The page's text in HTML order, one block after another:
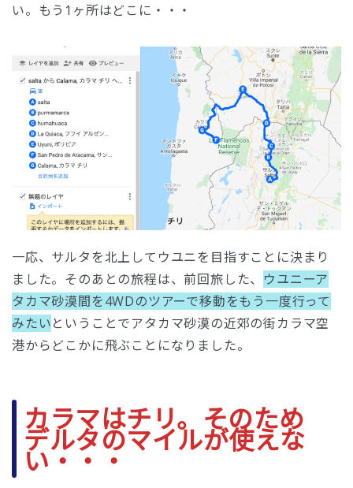
い。もう1ヶ所はどこに・・・
一応、サルタを北上してウユニを目指すことに決まり
ました。そのあとの旅程は、前回旅した、 ウユニーア
タカマ砂漠間を4WDのツアーで移動をもう一度行って
みたいということでアタカマ砂漠の近郊の街カラマ空
港からどこかに飛ぶことになりました。
カラマはチリ。そのため
デルタのマイルが使えな
い・・・